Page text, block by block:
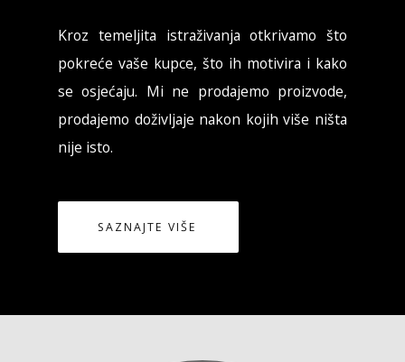
Kroz temeljita istraživanja otkrivamo što
pokreće vaše kupce, što ih motivira i kako
se osjećaju. Mi ne prodajemo proizvode,
prodajemo doživljaje nakon kojih više ništa
nije isto.
SAZNAJTE VIŠE